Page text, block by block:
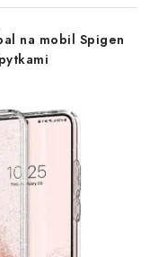
na mobil Spigen